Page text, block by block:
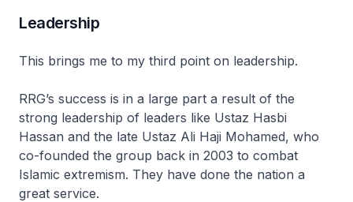
Leadership
This brings me to my third point on leadership.
RRG’s success is in a large part a result of the
strong leadership of leaders like Ustaz Hasbi
Hassan and the late Ustaz Ali Haji Mohamed, who
co-founded the group back in 2003 to combat
Islamic extremism. They have done the nation a
great service.